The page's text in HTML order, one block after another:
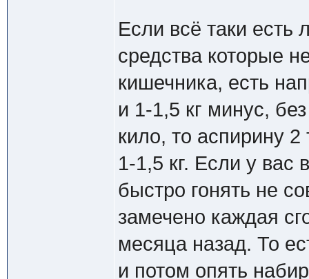
Если всё таки есть
средства которые
кишечника, есть
и 1-1,5 кг минус,
кило, то аспирину
1-1,5 кг. Если у вас
быстро гонять не
замечено каждая
месяца назад. То
и потом опять